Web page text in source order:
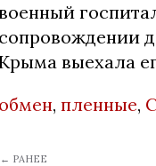
сопровождении
выехала
обмен, пленные,
← РАНЕЕ